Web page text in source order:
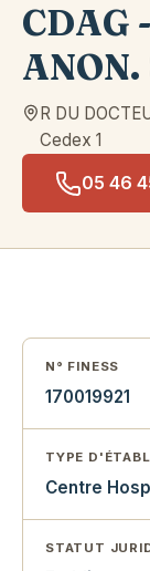
CDAG
R DU
Cedex 1
05 46
N° FINESS
170019921
TYPE
Centre
STATUT